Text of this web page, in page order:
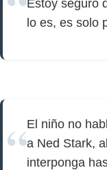
Estoy seguro
lo es, es solo
El niño no
a Ned Stark,
interponga